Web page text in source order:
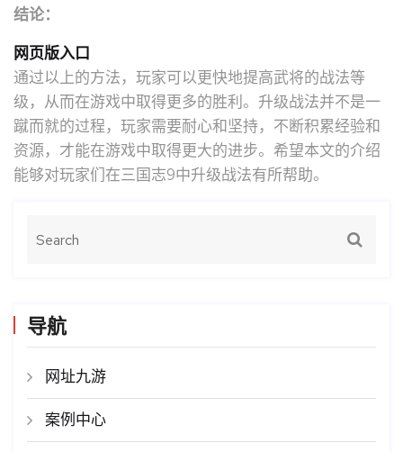
结论：
网页版入口
通过以上的方法，玩家可以更快地提高武将的战法等
级，从而在游戏中取得更多的胜利。升级战法并不是一
蹴而就的过程，玩家需要耐心和坚持，不断积累经验和
资源，才能在游戏中取得更大的进步。希望本文的介绍
能够对玩家们在三国志9中升级战法有所帮助。
导航
网址九游
案例中心